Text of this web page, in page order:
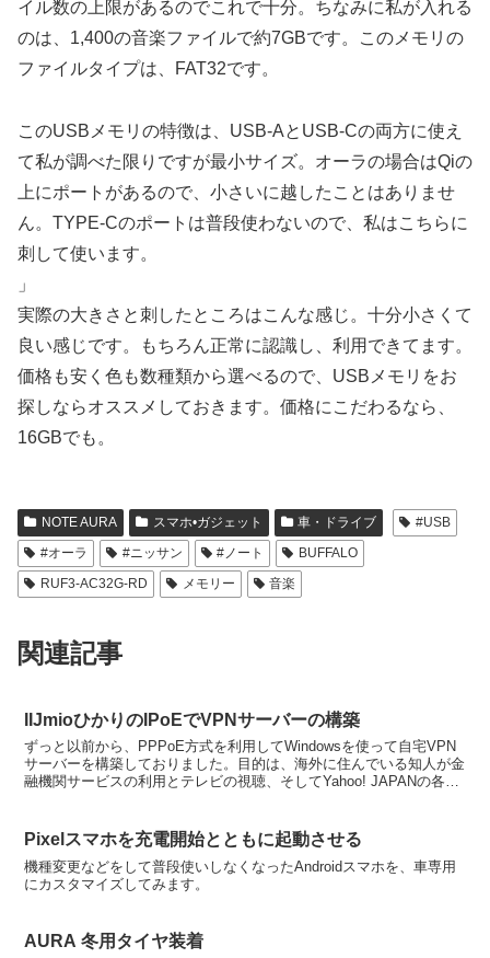
イル数の上限があるのでこれで十分。ちなみに私が入れる
のは、1,400の音楽ファイルで約7GBです。このメモリの
ファイルタイプは、FAT32です。
このUSBメモリの特徴は、USB-AとUSB-Cの両方に使え
て私が調べた限りですが最小サイズ。オーラの場合はQiの
上にポートがあるので、小さいに越したことはありませ
ん。TYPE-Cのポートは普段使わないので、私はこちらに
刺して使います。
」
実際の大きさと刺したところはこんな感じ。十分小さくて
良い感じです。もちろん正常に認識し、利用できてます。
価格も安く色も数種類から選べるので、USBメモリをお
探しならオススメしておきます。価格にこだわるなら、
16GBでも。
NOTE AURA スマホ•ガジェット 車・ドライブ
#USB
#オーラ
#ニッサン #ノート
BUFFALO
RUF3-AC32G-RD
メモリー 音楽
関連記事
IIJmioひかりのIPoEでVPNサーバーの構築
ずっと以前から、PPPoE方式を利用してWindowsを使って自宅VPN
サーバーを構築しておりました。目的は、海外に住んでいる知人が金
融機関サービスの利用とテレビの視聴、そしてYahoo! JAPANの各種
Pixelスマホを充電開始とともに起動させる
機種変更などをして普段使いしなくなったAndroidスマホを、車専用
にカスタマイズしてみます。
AURA 冬用タイヤ装着